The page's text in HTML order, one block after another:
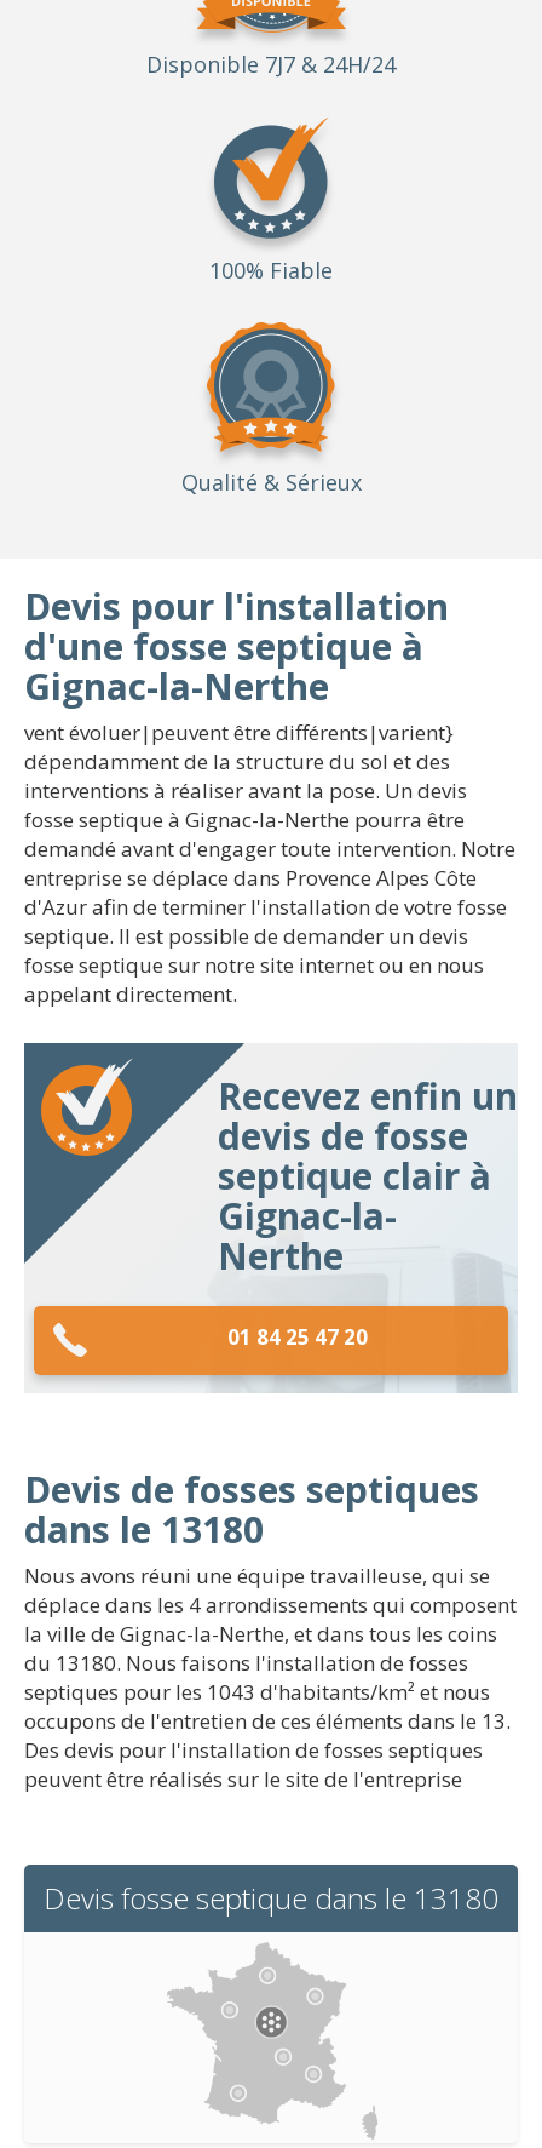
Disponible 7J7 & 24H/24
100% Fiable
Qualité & Sérieux
Devis pour l'installation
d'une fosse septique à
Gignac-la-Nerthe
vent évoluer|peuvent être différents|varient}
dépendamment de la structure du sol et des
interventions à réaliser avant la pose. Un devis
fosse septique à Gignac-la-Nerthe pourra être
demandé avant d'engager toute intervention. Notre
entreprise se déplace dans Provence Alpes Côte
d'Azur afin de terminer l'installation de votre fosse
septique. Il est possible de demander un devis
fosse septique sur notre site internet ou en nous
appelant directement.
Recevez enfin un
devis de fosse
septique clair à
Gignac-la-
Nerthe
01 84 25 47 20
Devis de fosses septiques
dans le 13180
Nous avons réuni une équipe travailleuse, qui se
déplace dans les 4 arrondissements qui composent
la ville de Gignac-la-Nerthe, et dans tous les coins
du 13180. Nous faisons l'installation de fosses
septiques pour les 1043 d'habitants/km² et nous
occupons de l'entretien de ces éléments dans le 13.
Des devis pour l'installation de fosses septiques
peuvent être réalisés sur le site de l'entreprise
Devis fosse septique dans le 13180